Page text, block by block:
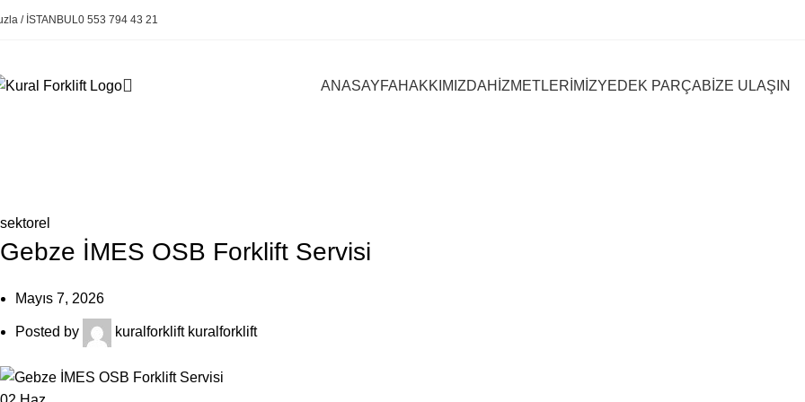
/ İSTANBUL0 553 794 43 21
ANASAYFAHAKKIMIZDAHİZMETLERİMİZYEDEK PARÇABİZE ULAŞIN
sektorel
Gebze İMES OSB Forklift Servisi
Mayıs 7, 2026
Posted by kuralforklift kuralforklift